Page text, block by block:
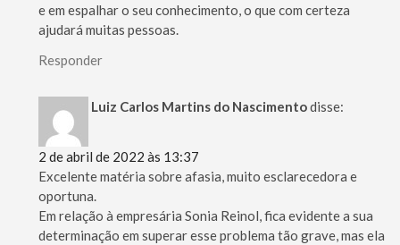
e em espalhar o seu conhecimento, o que com certeza
ajudará muitas pessoas.
Responder
Luiz Carlos Martins do Nascimentodisse:
2 de abril de 2022 às 13:37
Excelente matéria sobre afasia, muito esclarecedora e
oportuna.
Em relação à empresária Sonia Reinol, fica evidente a sua
determinação em superar esse problema tão grave, mas ela